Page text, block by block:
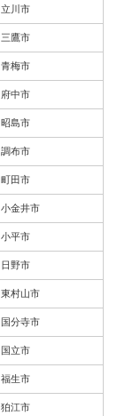
立川市
三鷹市
青梅市
府中市
昭島市
調布市
町田市
小金井市
小平市
日野市
東村山市
国分寺市
国立市
福生市
狛江市